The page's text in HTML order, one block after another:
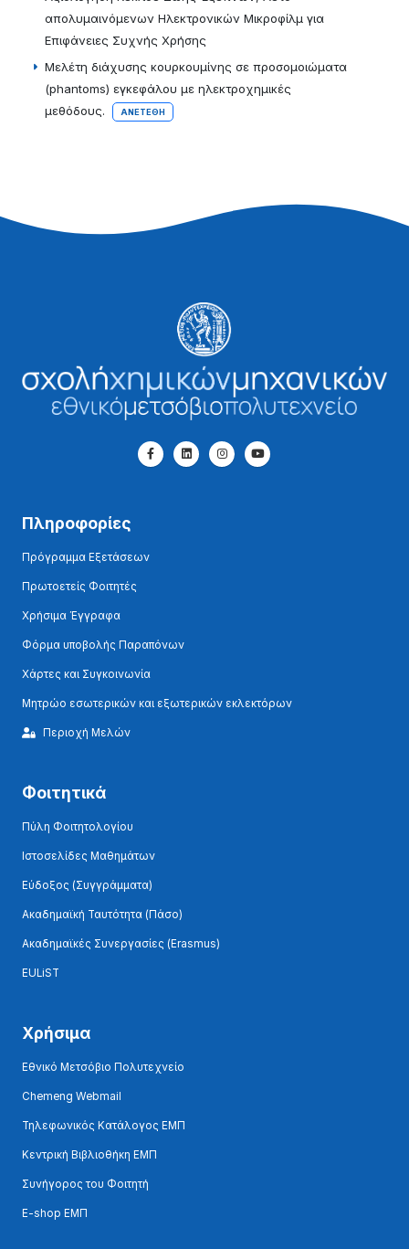
απολυμαινόμενων Ηλεκτρονικών Μικροφίλμ για
Επιφάνειες Συχνής Χρήσης
Μελέτη διάχυσης κουρκουμίνης σε προσομοιώματα
(phantoms) εγκεφάλου με ηλεκτροχημικές
μεθόδους.
ΑΝΕΤΈΘΗ
Πληροφορίες
Πρόγραμμα Εξετάσεων
Πρωτοετείς Φοιτητές
Χρήσιμα Έγγραφα
Φόρμα υποβολής Παραπόνων
Χάρτες και Συγκοινωνία
Μητρώο εσωτερικών και εξωτερικών εκλεκτόρων
Περιοχή Μελών
Φοιτητικά
Πύλη Φοιτητολογίου
Ιστοσελίδες Μαθημάτων
Εύδοξος (Συγγράμματα)
Ακαδημαϊκή Ταυτότητα (Πάσο)
Ακαδημαϊκές Συνεργασίες (Erasmus)
EULiST
Χρήσιμα
Εθνικό Μετσόβιο Πολυτεχνείο
Chemeng Webmail
Τηλεφωνικός Κατάλογος ΕΜΠ
Κεντρική Βιβλιοθήκη ΕΜΠ
Συνήγορος του Φοιτητή
E-shop ΕΜΠ